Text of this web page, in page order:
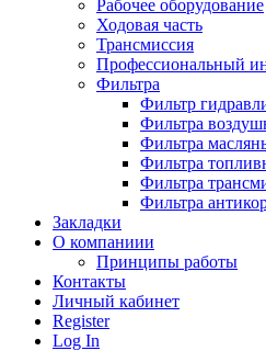
Рабочее оборудование
Ходовая часть
Трансмиссия
Профессиональный
Фильтра
Фильтр
Фильтра
Фильтра
Фильтра
Фильтра
Фильтра
Закладки
О компаниии
Принципы работы
Контакты
Личный кабинет
Register
Log In